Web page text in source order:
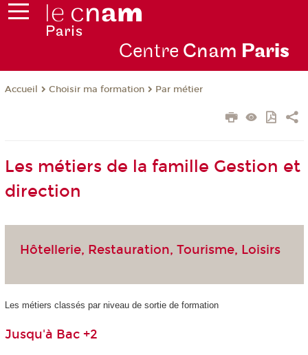
Centre Cnam Paris
Accueil Choisir ma formation Par métier
Les métiers de la famille Gestion et
direction
Hôtellerie, Restauration, Tourisme, Loisirs
Les métiers classés par niveau de sortie de formation
Jusqu'à Bac +2